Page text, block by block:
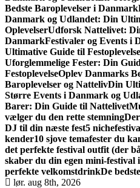
Bedste Baroplevelser i Danmark
Danmark og Udlandet: Din
OplevelserUdforsk Nattelivet:
DanmarkFestivaler og Events i
Ultimative Guide til
Uforglemmelige Fester: Din
FestoplevelseOplev Danmarks
Baroplevelser og NattelivDin
Større Events i Danmark og
Barer: Din Guide til Nattelivet
vælger du den rette stemning
DJ til din næste fest5
kender10 sjove temafester du
det perfekte festival outfit (der
skaber du din egen mini-festival
perfekte velkomstdrinkDe
lør. aug 8th, 2026